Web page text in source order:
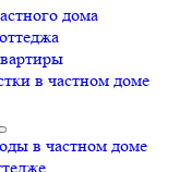
дома
в частном доме
в частном доме